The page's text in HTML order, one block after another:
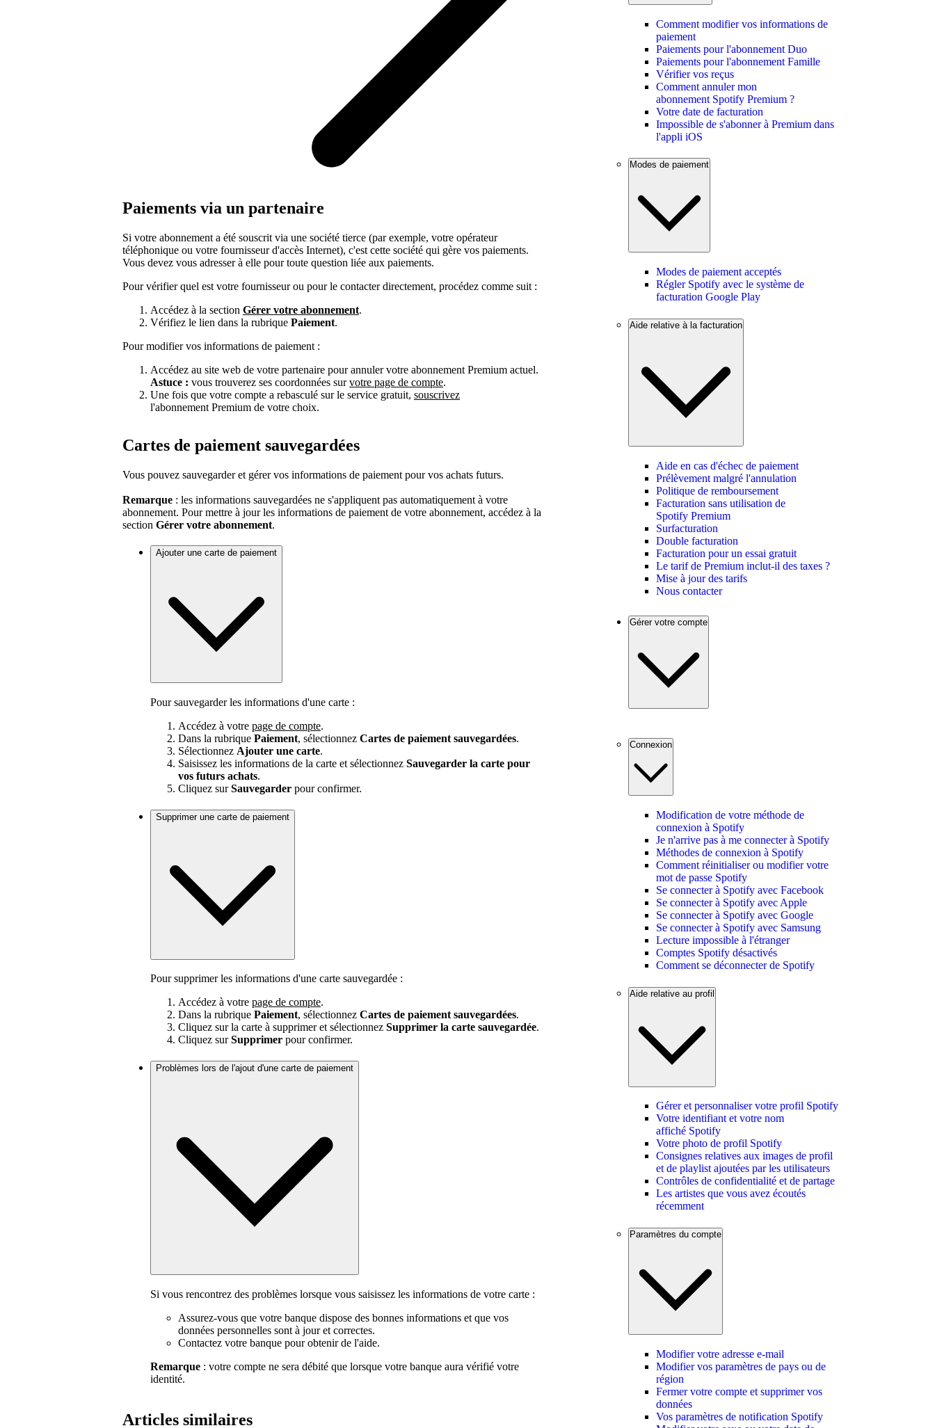
Paiements via un partenaire
Si votre abonnement a été souscrit via une société tierce (par exemple, votre opérateur
téléphonique ou votre fournisseur d'accès Internet), c'est cette société qui gère vos paiements.
Vous devez vous adresser à elle pour toute question liée aux paiements.
Pour vérifier quel est votre fournisseur ou pour le contacter directement, procédez comme suit :
Accédez à la section Gérer votre abonnement.
Vérifiez le lien dans la rubrique Paiement.
Pour modifier vos informations de paiement :
Accédez au site web de votre partenaire pour annuler votre abonnement Premium actuel.
Astuce : vous trouverez ses coordonnées survotre page de compte.
Une fois que votre compte a rebasculé sur le service gratuit, souscrivez
l'abonnement Premium de votre choix.
Cartes de paiement sauvegardées
Vous pouvez sauvegarder et gérer vos informations de paiement pour vos achats futurs.
Remarque : les informations sauvegardées ne s'appliquent pas automatiquement à votre
abonnement. Pour mettre à jour les informations de paiement de votre abonnement, accédez à la
section Gérer votre abonnement.
Ajouter une carte de paiement
Pour sauvegarder les informations d'une carte :
Accédez à votre page de compte.
Dans la rubrique Paiement, sélectionnez Cartes de paiement sauvegardées.
Sélectionnez Ajouter une carte.
Saisissez les informations de la carte et sélectionnez Sauvegarder la carte pour
vos futurs achats.
Cliquez surSauvegarder pour confirmer.
Supprimer une carte de paiement
Pour supprimer les informations d'une carte sauvegardée :
Accédez à votre page de compte.
Dans la rubrique Paiement, sélectionnez Cartes de paiement sauvegardées.
Cliquez sur la carte à supprimer et sélectionnez Supprimer la carte sauvegardée.
Cliquez surSupprimer pour confirmer.
Problèmes lors de l'ajout d'une carte de paiement
Si vous rencontrez des problèmes lorsque vous saisissez les informations de votre carte :
Assurez-vous que votre banque dispose des bonnes informations et que vos
données personnelles sont à jour et correctes.
Contactez votre banque pour obtenir de l'aide.
Remarque : votre compte ne sera débité que lorsque votre banque aura vérifié votre
identité.
Articles similaires
Comment modifier vos informations de
paiement
Paiements pour l'abonnement Duo
Paiements pour l'abonnement Famille
Vérifier vos reçus
Comment annuler mon
abonnement Spotify Premium ?
Votre date de facturation
Impossible de s'abonner à Premium dans
l'appli iOS
Modes de paiement
Modes de paiement acceptés
Régler Spotify avec le système de
facturation Google Play
Aide relative à la facturation
Aide en cas d'échec de paiement
Prélèvement malgré l'annulation
Politique de remboursement
Facturation sans utilisation de
Spotify Premium
Surfacturation
Double facturation
Facturation pour un essai gratuit
Le tarif de Premium inclut-il des taxes ?
Mise à jour des tarifs
Nous contacter
Gérer votre compte
Connexion
Modification de votre méthode de
connexion à Spotify
Je n'arrive pas à me connecter à Spotify
Méthodes de connexion à Spotify
Comment réinitialiser ou modifier votre
mot de passe Spotify
Se connecter à Spotify avec Facebook
Se connecter à Spotify avec Apple
Se connecter à Spotify avec Google
Se connecter à Spotify avec Samsung
Lecture impossible à l'étranger
Comptes Spotify désactivés
Comment se déconnecter de Spotify
Aide relative au profil
Gérer et personnaliser votre profil Spotify
Votre identifiant et votre nom
affiché Spotify
Votre photo de profil Spotify
Consignes relatives aux images de profil
et de playlist ajoutées par les utilisateurs
Contrôles de confidentialité et de partage
Les artistes que vous avez écoutés
récemment
Paramètres du compte
Modifier votre adresse e-mail
Modifier vos paramètres de pays ou de
région
Fermer votre compte et supprimer vos
données
Vos paramètres de notification Spotify